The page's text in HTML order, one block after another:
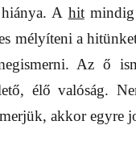
A hitmindig
mélyíteni a
Az ő
élő valóság.
akkor egyre